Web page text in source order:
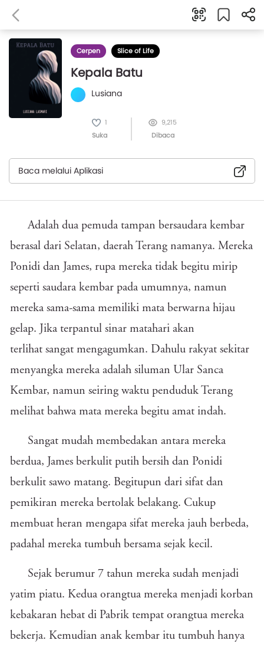
Cerpen Slice of Life
Kepala Batu
Lusiana
1
Suka
9,215
Dibaca
Baca melalui Aplikasi
Adalah dua pemuda tampan bersaudara kembar
berasal dari Selatan, daerah Terang namanya. Mereka
Ponidi dan James, rupa mereka tidak begitu mirip
seperti saudara kembar pada umumnya, namun
mereka sama-sama memiliki mata berwarna hijau
gelap. Jika terpantul sinar matahari akan
terlihat sangat mengagumkan. Dahulu rakyat sekitar
menyangka mereka adalah siluman Ular Sanca
Kembar, namun seiring waktu penduduk Terang
melihat bahwa mata mereka begitu amat indah.
Sangat mudah membedakan antara mereka
berdua, James berkulit putih bersih dan Ponidi
berkulit sawo matang. Begitupun dari sifat dan
pemikiran mereka bertolak belakang. Cukup
membuat heran mengapa sifat mereka jauh berbeda,
padahal mereka tumbuh bersama sejak kecil.
Sejak berumur 7 tahun mereka sudah menjadi
yatim piatu. Kedua orangtua mereka menjadi korban
kebakaran hebat di Pabrik tempat orangtua mereka
bekerja. Kemudian anak kembar itu tumbuh hanya